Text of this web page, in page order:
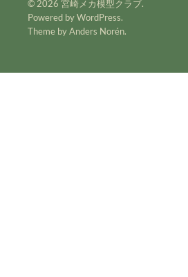
© 2026 宮崎メカ模型クラブ.
Powered byWordPress.
Theme byAnders Norén.